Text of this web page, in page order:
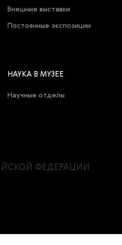
Внешние выставки
Постоянные экспозиции
НАУКА В МУЗЕЕ
Научные отделы